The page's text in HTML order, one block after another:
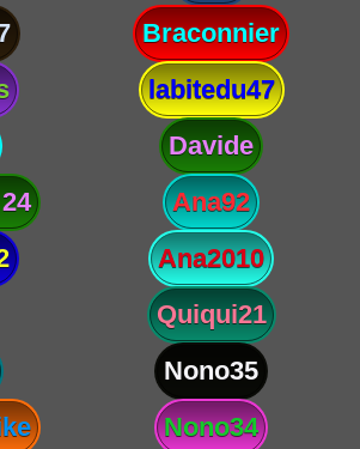
Braconnier
labitedu47
Davide
Ana92
Ana2010
Quiqui21
Nono35
Nono34